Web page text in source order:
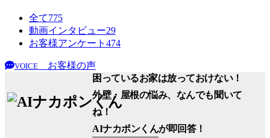
全て775
動画インタビュー29
お客様アンケート 474
VOICE
お客様の声
困っているお家は放っておけない！
外壁・屋根の悩み、なんでも聞いて
ね！
AIナカポンくんが即回答！